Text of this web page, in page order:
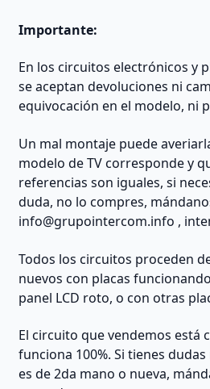
Importante:
En los circuitos electrónicos y
se aceptan devoluciones ni
equivocación en el modelo, ni
Un mal montaje puede
modelo de TV corresponde y
referencias son iguales, si
duda, no lo compres,
info@grupointercom.info ,
Todos los circuitos proceden
nuevos con placas
panel LCD roto, o con otras
El circuito que vendemos está
funciona 100%. Si tienes
es de 2da mano o nueva,